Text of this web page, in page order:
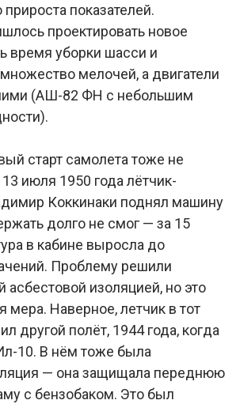
показателей.
проектировать новое
время уборки шасси и
мелочей, а двигатели
(АШ-82 ФН с небольшим
старт самолета тоже не
июля 1950 года лётчик-
Коккинаки поднял машину
долго не смог — за 15
в кабине выросла до
Проблему решили
асбестовой изоляцией, но это
мера. Наверное, летчик в тот
другой полёт, 1944 года, когда
10. В нём тоже была
— она защищала переднюю
с бензобаком. Это был